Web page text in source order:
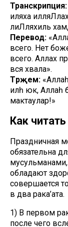
Транскрипция:
иляха
лиЛляхиль
Перевод:
всего. Нет
всего. Аллах
вся хвала».
Тәрҗемә:
иләһ юк, Аллаһ
мактаулар!»
Как
Праздничная
обязательна
мусульманами,
обладают
совершается
в два рака’ата.
1) В первом
после чего